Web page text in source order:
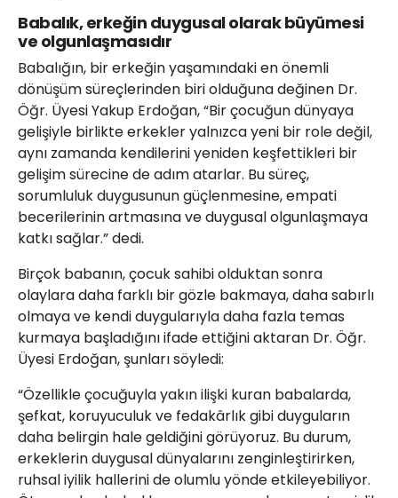
Babalık, erkeğin duygusal olarak büyümesi
ve olgunlaşmasıdır
Babalığın, bir erkeğin yaşamındaki en önemli
dönüşüm süreçlerinden biri olduğuna değinen Dr.
Öğr. Üyesi Yakup Erdoğan, “Bir çocuğun dünyaya
gelişiyle birlikte erkekler yalnızca yeni bir role değil,
aynı zamanda kendilerini yeniden keşfettikleri bir
gelişim sürecine de adım atarlar. Bu süreç,
sorumluluk duygusunun güçlenmesine, empati
becerilerinin artmasına ve duygusal olgunlaşmaya
katkı sağlar.” dedi.
Birçok babanın, çocuk sahibi olduktan sonra
olaylara daha farklı bir gözle bakmaya, daha sabırlı
olmaya ve kendi duygularıyla daha fazla temas
kurmaya başladığını ifade ettiğini aktaran Dr. Öğr.
Üyesi Erdoğan, şunları söyledi:
“Özellikle çocuğuyla yakın ilişki kuran babalarda,
şefkat, koruyuculuk ve fedakârlık gibi duyguların
daha belirgin hale geldiğini görüyoruz. Bu durum,
erkeklerin duygusal dünyalarını zenginleştirirken,
ruhsal iyilik hallerini de olumlu yönde etkileyebiliyor.